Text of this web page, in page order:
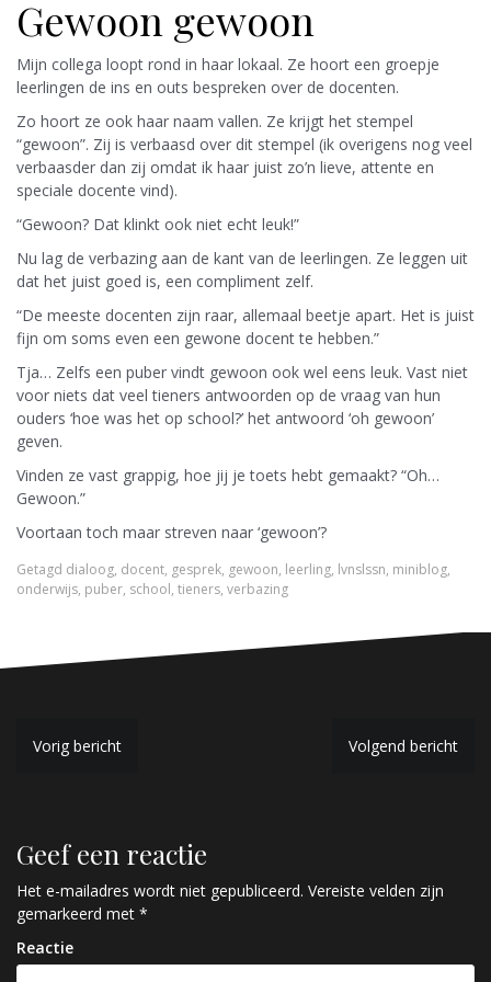
Gewoon gewoon
Mijn collega loopt rond in haar lokaal. Ze hoort een groepje
leerlingen de ins en outs bespreken over de docenten.
Zo hoort ze ook haar naam vallen. Ze krijgt het stempel
“gewoon”. Zij is verbaasd over dit stempel (ik overigens nog veel
verbaasder dan zij omdat ik haar juist zo’n lieve, attente en
speciale docente vind).
“Gewoon? Dat klinkt ook niet echt leuk!”
Nu lag de verbazing aan de kant van de leerlingen. Ze leggen uit
dat het juist goed is, een compliment zelf.
“De meeste docenten zijn raar, allemaal beetje apart. Het is juist
fijn om soms even een gewone docent te hebben.”
Tja… Zelfs een puber vindt gewoon ook wel eens leuk. Vast niet
voor niets dat veel tieners antwoorden op de vraag van hun
ouders ‘hoe was het op school?’ het antwoord ‘oh gewoon’
geven.
Vinden ze vast grappig, hoe jij je toets hebt gemaakt? “Oh…
Gewoon.”
Voortaan toch maar streven naar ‘gewoon’?
Getagd dialoog, docent, gesprek, gewoon, leerling, lvnslssn, miniblog,
onderwijs, puber, school, tieners, verbazing
B
i
c
h
Vorig bericht Volgend bericht
Geef een reactie
Het e-mailadres wordt niet gepubliceerd. Vereiste velden zijn
gemarkeerd met *
Reactie